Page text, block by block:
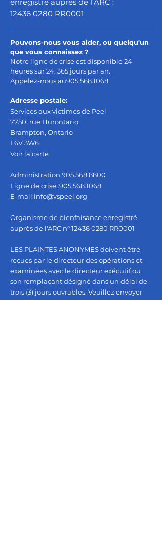
12436 0280 RR0001
Pouvons-nous vous aider, ou quelqu'un
que vous connaissez ?
Notre ligne de crise est disponible 24
heures sur 24, 365 jours par an.
Appelez-nous au905.568.1068.
Adresse postale:
Services aux victimes de Peel
7750, rue Hurontario
Brampton, Ontario
L6V 3W6
Voir la carte
Administration:905.568.8800
Ligne de crise :905.568.1068
E-mail:info@vspeel.org
Organisme de bienfaisance enregistré
auprès de l'ARC n°12436 0280 RR0001
LES PLAINTES ANONYMES doivent être
reçues par le directeur des opérations et
examinées avec le directeur exécutif ou
son remplaçant désigné dans un délai de
trois (3) jours ouvrables. Veuillez envoyer